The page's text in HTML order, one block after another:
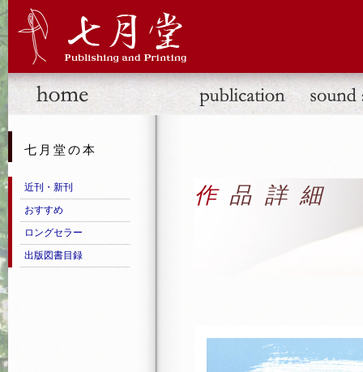
作品詳細
七月堂の本
近刊・新刊
おすすめ
ロングセラー
出版図書目録